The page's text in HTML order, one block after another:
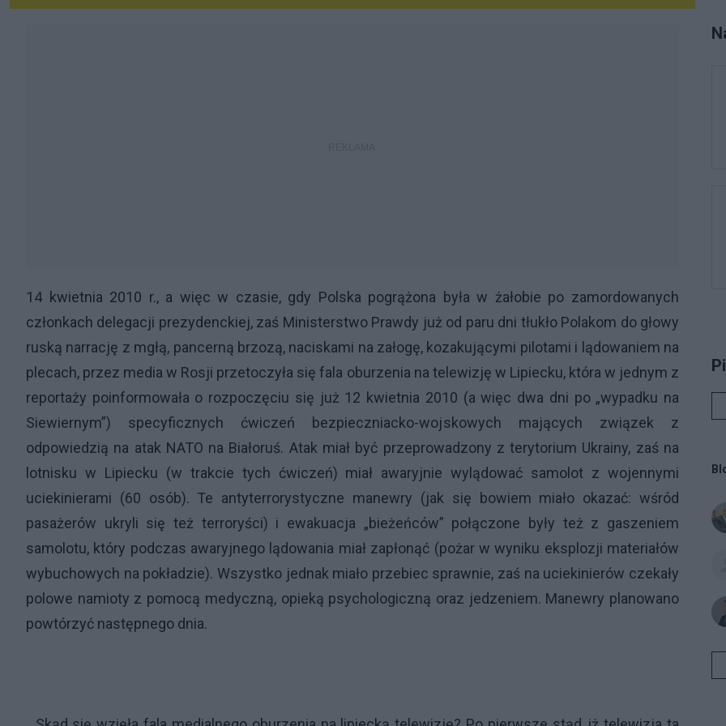
14 kwietnia 2010 r., a więc w czasie, gdy Polska pogrążona była w żałobie po zamordowanych
członkach delegacji prezydenckiej, zaś Ministerstwo Prawdy już od paru dni tłukło Polakom do głowy
ruską narrację z mgłą, pancerną brzozą, naciskami na załogę, kozakującymi pilotami i lądowaniem na
plecach, przez media w Rosji przetoczyła się fala oburzenia na telewizję w Lipiecku, która w jednym z
reportaży poinformowała o rozpoczęciu się już 12 kwietnia 2010 (a więc dwa dni po „wypadku na
Siewiernym”) specyficznych ćwiczeń bezpieczniacko-wojskowych mających związek z
odpowiedzią na atak NATO na Białoruś. Atak miał być przeprowadzony z terytorium Ukrainy, zaś na
lotnisku w Lipiecku (w trakcie tych ćwiczeń) miał awaryjnie wylądować samolot z wojennymi
uciekinierami (60 osób). Te antyterrorystyczne manewry (jak się bowiem miało okazać: wśród
pasażerów ukryli się też terroryści) i ewakuacja „bieżeńców” połączone były też z gaszeniem
samolotu, który podczas awaryjnego lądowania miał zapłonąć (pożar w wyniku eksplozji materiałów
wybuchowych na pokładzie). Wszystko jednak miało przebiec sprawnie, zaś na uciekinierów czekały
polowe namioty z pomocą medyczną, opieką psychologiczną oraz jedzeniem. Manewry planowano
powtórzyć następnego dnia.